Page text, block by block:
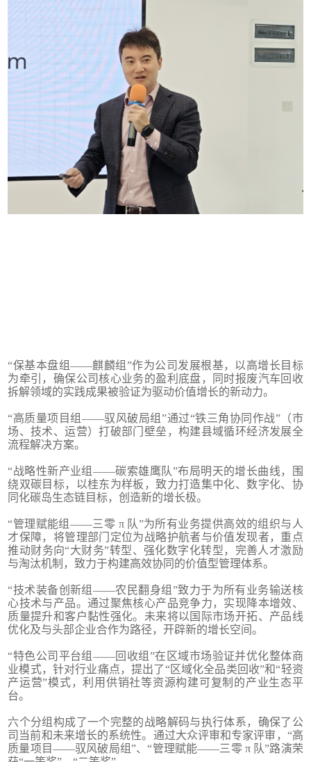
“保基本盘组——麒麟组”作为公司发展根基，以高增长目标
为牵引，确保公司核心业务的盈利底盘，同时报废汽车回收
拆解领域的实践成果被验证为驱动价值增长的新动力。
“高质量项目组——驭风破局组”通过“铁三角协同作战”（市
场、技术、运营）打破部门壁垒，构建县域循环经济发展全
流程解决方案。
“战略性新产业组——碳索雄鹰队”布局明天的增长曲线，围
绕双碳目标，以桂东为样板，致力打造集中化、数字化、协
同化碳岛生态链目标，创造新的增长极。
“管理赋能组——三零 π 队”为所有业务提供高效的组织与人
才保障，将管理部门定位为战略护航者与价值发现者，重点
推动财务向“大财务”转型、强化数字化转型，完善人才激励
与淘汰机制，致力于构建高效协同的价值型管理体系。
“技术装备创新组——农民翻身组”致力于为所有业务输送核
心技术与产品。通过聚焦核心产品竞争力，实现降本增效、
质量提升和客户黏性强化。未来将以国际市场开拓、产品线
优化及与头部企业合作为路径，开辟新的增长空间。
“特色公司平台组——回收组”在区域市场验证并优化整体商
业模式，针对行业痛点，提出了“区域化全品类回收”和“轻资
产运营”模式，利用供销社等资源构建可复制的产业生态平
台。
六个分组构成了一个完整的战略解码与执行体系，确保了公
司当前和未来增长的系统性。通过大众评审和专家评审，“高
质量项目——驭风破局组”、“管理赋能——三零 π 队”路演荣